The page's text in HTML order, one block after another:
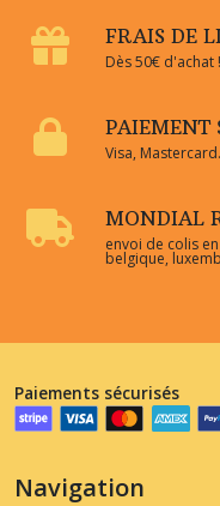
FRAIS DE
Dès 50€ d'achat
PAIEMENT
Visa,
MONDIAL
envoi de colis
belgique,
Paiements sécurisés
Navigation